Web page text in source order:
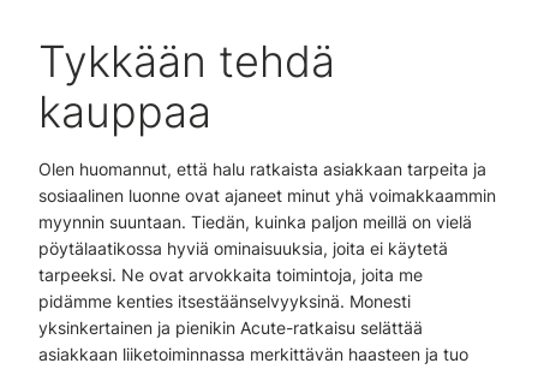
Tykkään tehdä
kauppaa
Olen huomannut, että halu ratkaista asiakkaan tarpeita ja
sosiaalinen luonne ovat ajaneet minut yhä voimakkaammin
myynnin suuntaan. Tiedän, kuinka paljon meillä on vielä
pöytälaatikossa hyviä ominaisuuksia, joita ei käytetä
tarpeeksi. Ne ovat arvokkaita toimintoja, joita me
pidämme kenties itsestäänselvyyksinä. Monesti
yksinkertainen ja pienikin Acute-ratkaisu selättää
asiakkaan liiketoiminnassa merkittävän haasteen ja tuo